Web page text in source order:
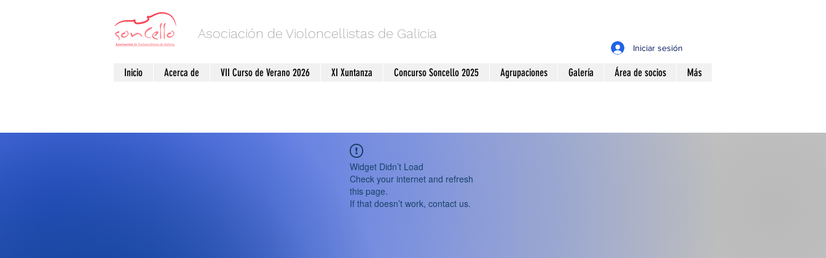
Asociación de Violoncellistas de Galicia
Iniciar sesión
Inicio Acerca de VII Curso de Verano 2026 XI Xuntanza Concurso Soncello 2025 Agrupaciones Galería Área de socios Más
Widget Didn’t Load
Check your internet and refresh
this page.
If that doesn’t work, contact us.